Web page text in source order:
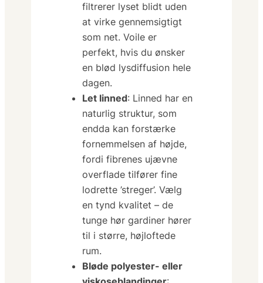
filtrerer lyset blidt uden
at virke gennemsigtigt
som net. Voile er
perfekt, hvis du ønsker
en blød lysdiffusion hele
dagen.
Let linned: Linned har en
naturlig struktur, som
endda kan forstærke
fornemmelsen af højde,
fordi fibrenes ujævne
overflade tilfører fine
lodrette ’streger’. Vælg
en tynd kvalitet – de
tunge hør gardiner hører
til i større, højloftede
rum.
Bløde polyester- eller